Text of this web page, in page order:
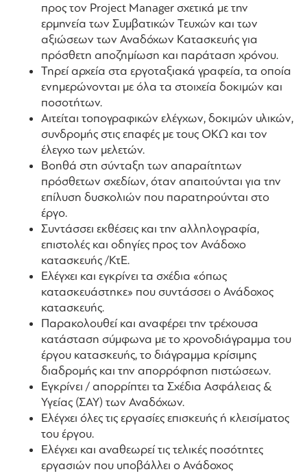
προς τον Project Manager σχετικά με την
ερμηνεία των Συμβατικών Τευχών και των
αξιώσεων των Αναδόχων Κατασκευής για
πρόσθετη αποζημίωση και παράταση χρόνου.
Τηρεί αρχεία στα εργοταξιακά γραφεία, τα οποία
ενημερώνονται με όλα τα στοιχεία δοκιμών και
ποσοτήτων.
Αιτείται τοπογραφικών ελέγχων, δοκιμών υλικών,
συνδρομής στις επαφές με τους ΟΚΩ και τον
έλεγχο των μελετών.
Βοηθά στη σύνταξη των απαραίτητων
πρόσθετων σχεδίων, όταν απαιτούνται για την
επίλυση δυσκολιών που παρατηρούνται στο
έργο.
Συντάσσει εκθέσεις και την αλληλογραφία,
επιστολές και οδηγίες προς τον Ανάδοχο
κατασκευής /ΚτΕ.
Ελέγχει και εγκρίνει τα σχέδια «όπως
κατασκευάστηκε» που συντάσσει ο Ανάδοχος
κατασκευής.
Παρακολουθεί και αναφέρει την τρέχουσα
κατάσταση σύμφωνα με το χρονοδιάγραμμα του
έργου κατασκευής, το διάγραμμα κρίσιμης
διαδρομής και την απορρόφηση πιστώσεων.
Eγκρίνει / απορρίπτει τα Σχέδια Ασφάλειας &
Υγείας (ΣΑΥ) των Αναδόχων.
Ελέγχει όλες τις εργασίες επισκευής ή κλεισίματος
του έργου.
Ελέγχει και αναθεωρεί τις τελικές ποσότητες
εργασιών που υποβάλλει ο Ανάδοχος